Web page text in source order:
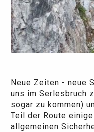
Neue Zeiten - neue
uns im Serlesbruch
sogar zu kommen)
Teil der Route
allgemeinen